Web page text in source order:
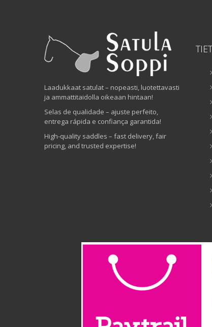
Laadukkaat satulat – nopeasti, luotettavasti
ja ammattitaidolla oikeaan hintaan!
Selas de qualidade – ajuste perfeito,
entrega rápida e confiança garantida!
High-quality saddles – fast delivery, fair
pricing, and trusted expertise!